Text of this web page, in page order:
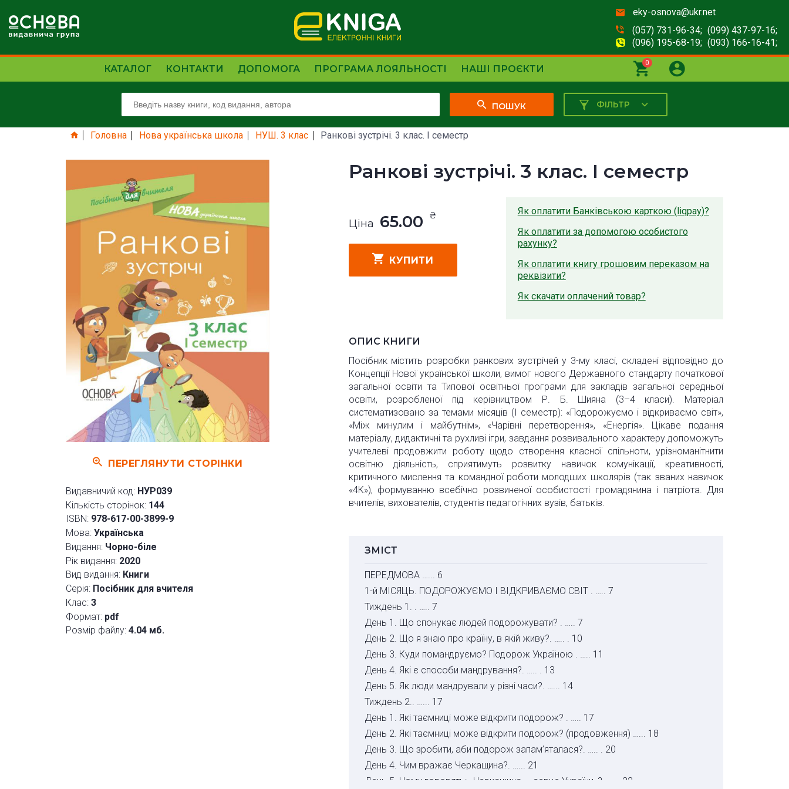
eky-osnova@ukr.net
(057) 731-96-34; (099) 437-97-16;
(096) 195-68-19; (093) 166-16-41;
КАТАЛОГ КОНТАКТИ ДОПОМОГА ПРОГРАМА ЛОЯЛЬНОСТІ НАШІ ПРОЄКТИ
0
ПОШУК ФІЛЬТР
Головна Нова українська школа НУШ. 3 клас Ранкові зустрічі. 3 клас. I семестр
ПЕРЕГЛЯНУТИ СТОРІНКИ
Видавничий код: НУР039
Кількість сторінок: 144
ISBN: 978-617-00-3899-9
Мова: Українська
Видання: Чорно-біле
Рік видання: 2020
Вид видання: Книги
Серія: Посібник для вчителя
Клас: 3
Формат: pdf
Розмір файлу: 4.04 мб.
Ранкові зустрічі. 3 клас. I семестр
Ціна 65.00 ₴
КУПИТИ
Як оплатити Банківською карткою (liqpay)?
Як оплатити за допомогою особистого
рахунку?
Як оплатити книгу грошовим переказом на
реквізити?
Як скачати оплачений товар?
ОПИС КНИГИ
Посібник містить розробки ранкових зустрічей у 3-му класі, складені відповідно до
Концепції Нової української школи, вимог нового Державного стандарту початкової
загальної освіти та Типової освітньої програми для закладів загальної середньої
освіти, розробленої під керівництвом Р. Б. Шияна (3–4 класи). Матеріал
систематизовано за темами місяців (І семестр): «Подорожуємо і відкриваємо світ»,
«Між минулим і майбутнім», «Чарівні перетворення», «Енергія». Цікаве подання
матеріалу, дидактичні та рухливі ігри, завдання розвивального характеру допоможуть
учителеві продовжити роботу щодо створення класної спільноти, урізноманітнити
освітню діяльність, сприятимуть розвитку навичок комунікації, креативності,
критичного мислення та командної роботи молодших школярів (так званих навичок
«4К»), формуванню всебічно розвиненої особистості громадянина і патріота. Для
вчителів, вихователів, студентів педагогічних вузів, батьків.
ЗМІСТ
ПЕРЕДМОВА …... 6
1-й МІСЯЦЬ. ПОДОРОЖУЄМО І ВІДКРИВАЄМО СВІТ . ….. 7
Тиждень 1. . ….. 7
День 1. Що спонукає людей подорожувати? . ….. 7
День 2. Що я знаю про країну, в якій живу?. ….. . 10
День 3. Куди помандруємо? Подорож Україною . ….. 11
День 4. Які є способи мандрування?. ….. . 13
День 5. Як люди мандрували у різні часи?. …... 14
Тиждень 2.. …... 17
День 1. Які таємниці може відкрити подорож? . ….. 17
День 2. Які таємниці може відкрити подорож? (продовження) …... 18
День 3. Що зробити, аби подорож запам’яталася?. ….. . 20
День 4. Чим вражає Черкащина?. …... 21
День 5. Чому говорять: «Черкащина — серце України»?. …... 22